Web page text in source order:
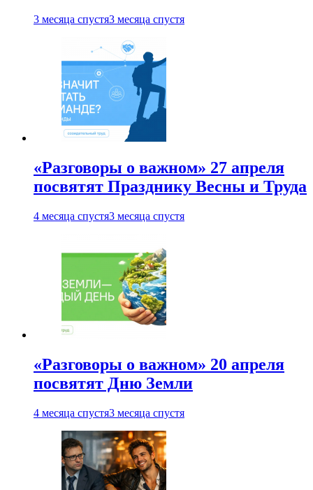
3 месяца спустя3 месяца спустя
«Разговоры о важном» 27 апреля
посвятят Празднику Весны и Труда
4 месяца спустя3 месяца спустя
«Разговоры о важном» 20 апреля
посвятят Дню Земли
4 месяца спустя3 месяца спустя